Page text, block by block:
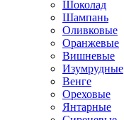
Шоколад
Шампань
Оливковые
Оранжевые
Вишневые
Изумрудные
Венге
Ореховые
Янтарные